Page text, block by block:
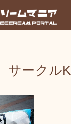
サークルK